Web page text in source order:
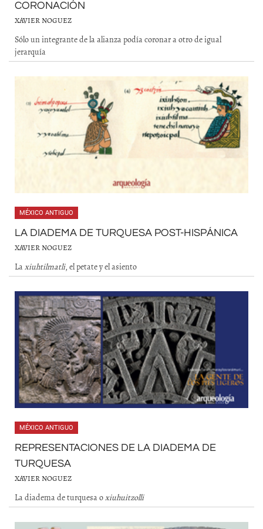
CORONACIÓN
XAVIER NOGUEZ
Sólo un integrante de la alianza podía coronar a otro de igual
jerarquía
MÉXICO ANTIGUO
LA DIADEMA DE TURQUESA POST-HISPÁNICA
XAVIER NOGUEZ
Laxiuhtilmatli, el petate y el asiento
MÉXICO ANTIGUO
REPRESENTACIONES DE LA DIADEMA DE
TURQUESA
XAVIER NOGUEZ
La diadema de turquesa oxiuhuitzolli